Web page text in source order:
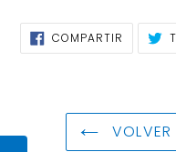
COMPARTIR
VOLVER